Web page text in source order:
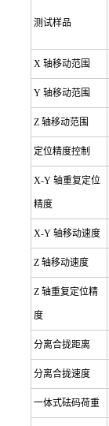
测试样品
X 轴移动范围
Y 轴移动范围
Z 轴移动范围
定位精度控制
X-Y 轴重复定位
精度
X-Y 轴移动速度
Z 轴移动速度
Z 轴重复定位精
度
分离合拢距离
分离合拢速度
一体式砝码荷重